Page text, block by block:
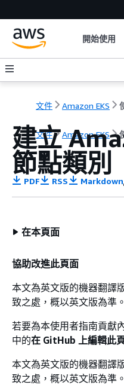
開始使用
文件 Amazon EKS
文件 Amazon EKS
建立
節點類別
PDF RSS Markdown
在本頁面
協助改進此頁面
本文為英文版的機器翻譯
致之處，概以英文版為準。
若要為本使用者指南貢獻
中的在 GitHub 上編輯此
本文為英文版的機器翻譯
致之處，概以英文版為準。